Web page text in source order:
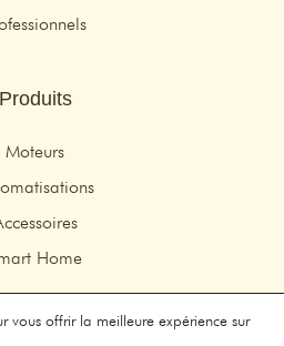
Produits
Moteurs
Home
– Tous droits réservés
vous offrir la meilleure expérience sur